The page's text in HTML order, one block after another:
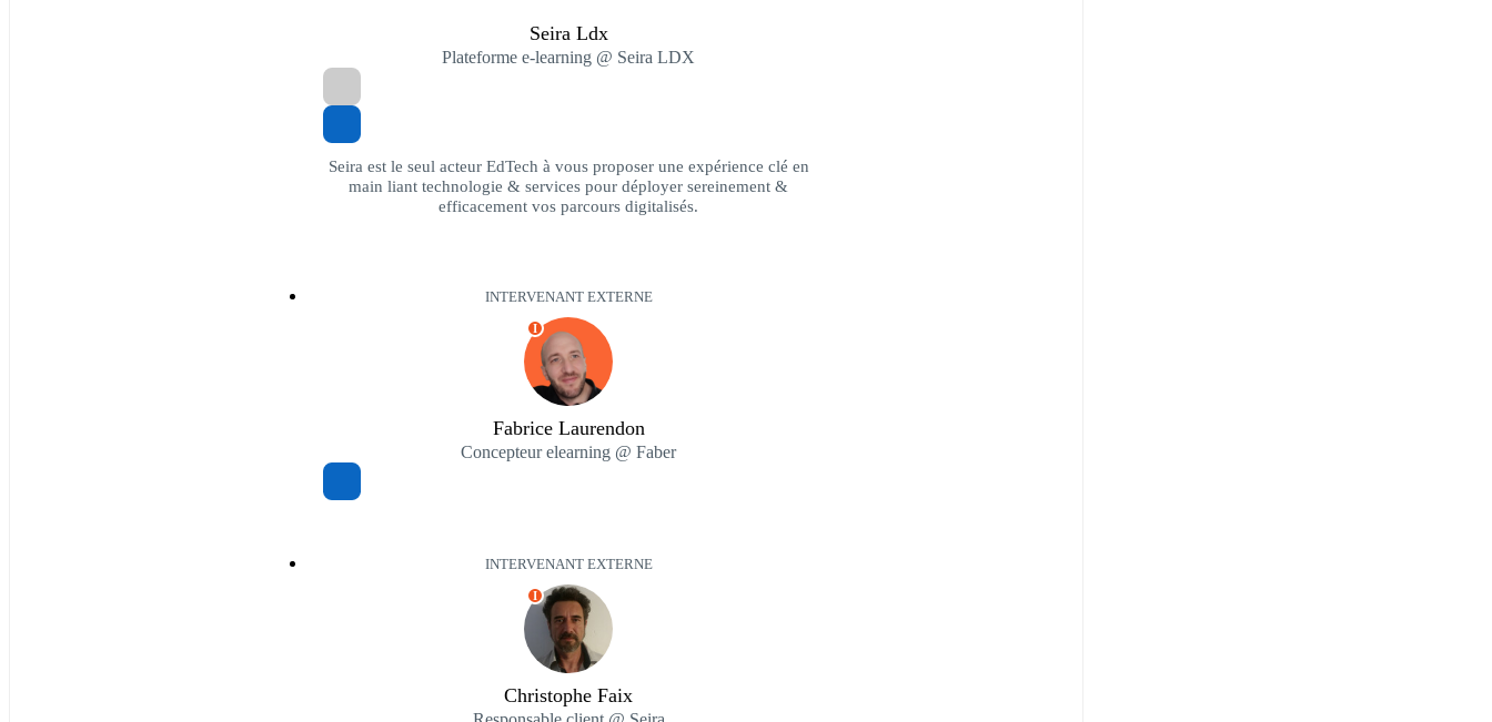
Seira Ldx
Plateforme e-learning @ Seira LDX
Seira est le seul acteur EdTech à vous proposer une expérience clé en
main liant technologie & services pour déployer sereinement &
efficacement vos parcours digitalisés.
INTERVENANT EXTERNE
I
Fabrice Laurendon
Concepteur elearning @ Faber
INTERVENANT EXTERNE
I
Christophe Faix